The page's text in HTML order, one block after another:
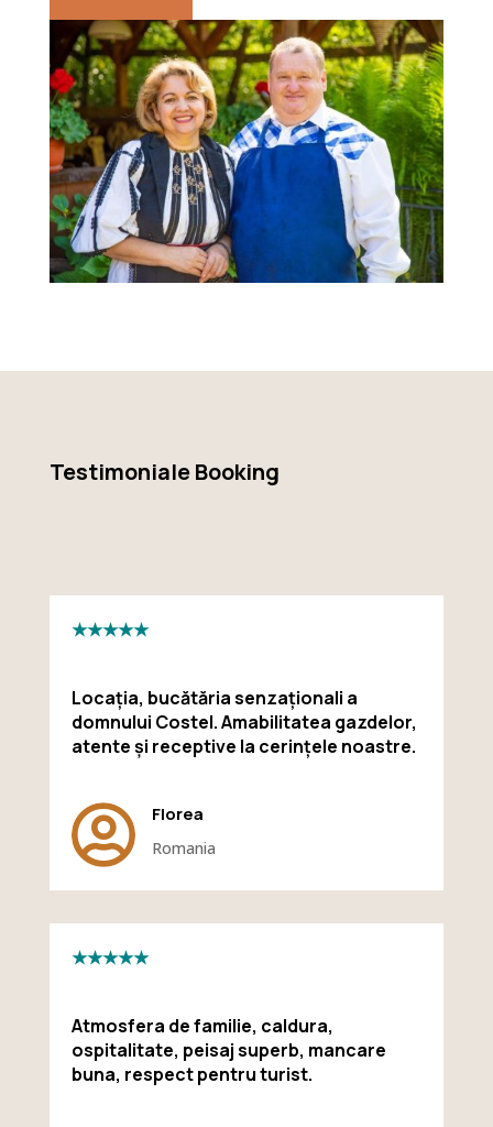
Testimoniale Booking
★★★★★
Locația, bucătăria senzaționali a
domnului Costel. Amabilitatea gazdelor,
atente și receptive la cerințele noastre.
 Florea
Romania
★★★★★
Atmosfera de familie, caldura,
ospitalitate, peisaj superb, mancare
buna, respect pentru turist.